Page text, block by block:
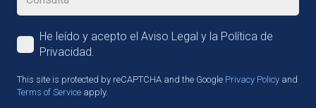
He leído y acepto el Aviso Legal y la Política de
Privacidad.
This site is protected by reCAPTCHA and the Google Privacy Policy and
Terms of Service apply.